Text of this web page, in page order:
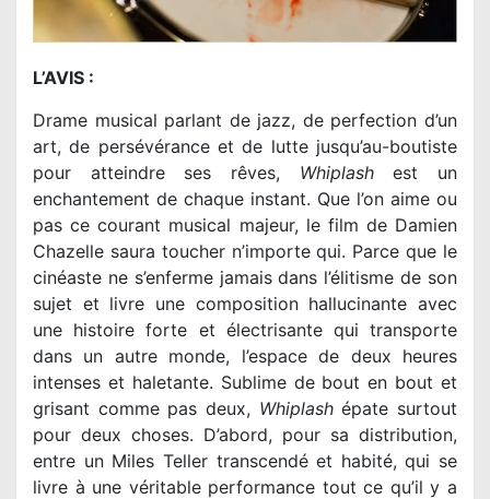
L’AVIS :
Drame musical parlant de jazz, de perfection d’un
art, de persévérance et de lutte jusqu’au-boutiste
pour atteindre ses rêves, Whiplashest un
enchantement de chaque instant. Que l’on aime ou
pas ce courant musical majeur, le film de Damien
Chazelle saura toucher n’importe qui. Parce que le
cinéaste ne s’enferme jamais dans l’élitisme de son
sujet et livre une composition hallucinante avec
une histoire forte et électrisante qui transporte
dans un autre monde, l’espace de deux heures
intenses et haletante. Sublime de bout en bout et
grisant comme pas deux, Whiplashépate surtout
pour deux choses. D’abord, pour sa distribution,
entre un Miles Teller transcendé et habité, qui se
livre à une véritable performance tout ce qu’il y a